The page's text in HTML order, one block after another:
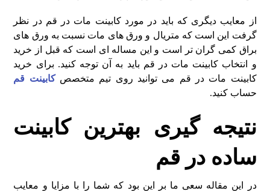
از معایب دیگری که باید در مورد کابینت مات در قم در نظر
گرفت این است که متریال و ورق های مات نسبت به ورق های
براق کمی گران تر است و این مساله ای است که قبل از خرید
و انتخاب کابینت مات در قم باید به آن توجه کنید. برای خرید
کابینت مات در قم می توانید روی تیم متخصصکابینت قم
حساب کنید.
نتیجه گیری بهترین کابینت
ساده در قم
در این مقاله سعی ما بر این بود که شما را با مزایا و معایب